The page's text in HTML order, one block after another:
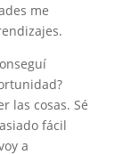
me
las cosas. Sé
fácil
a